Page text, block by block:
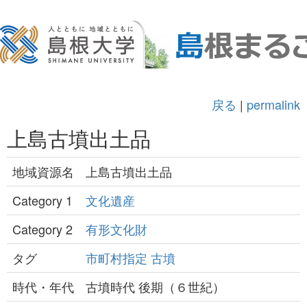
戻る | permalink
上島古墳出土品
地域資源名
上島古墳出土品
Category 1
文化遺産
Category 2
有形文化財
タグ
市町村指定 古墳
時代・年代
古墳時代 後期（６世紀）